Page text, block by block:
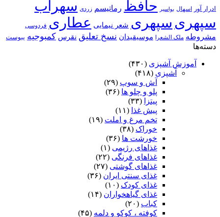
ادرار آور اسهال بواسیر حافظ رماتیسم زردی سهراب
سپهری سپهری شعر نیمایی عطاری فردوسی
مشروطه ملک الشعرا موسیقیدان نسخ تعلیق نقرس کمبوجیه یبوست
دسته‌ها
آموزش آشپزی (۴۳۰)
آشپزی (۴۱۸)
آش و سوپ (۲۹)
پلو و چلو ها (۳۶)
پیتزا
(۳۳)
پیش غذا (۱۱)
تخم مرغ و املت (۱۹)
خوراک (۳۸)
خورشت ها (۳۶)
غذاهای رژیمی (۱)
غذاهای فرنگی (۲۲)
غذاهای گوشتی (۲۷)
غذای سنتی ایران (۳۶)
غذای کودک (۱۰)
غذای گیاهخواران (۱۴)
کباب (۲۰)
کوفته ، کوکو و دلمه (۴۵)